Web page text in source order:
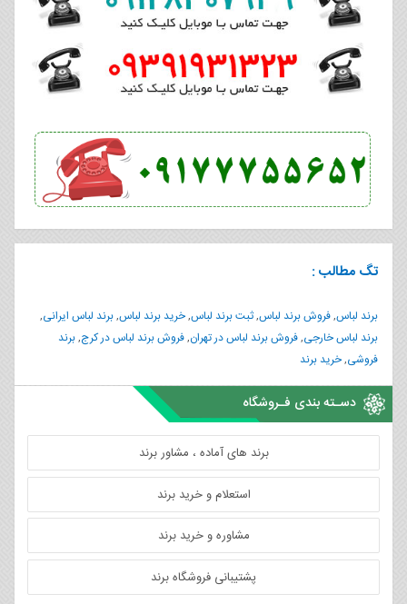
تگ مطالب :
برند لباس,فروش برند لباس,ثبت برند لباس,خرید برند لباس,برند لباس ایرانی,
برند لباس خارجی,فروش برند لباس در تهران,فروش برند لباس در کرج,برند
فروشی,خرید برند
دسـته بندی فـروشگاه
برند های آماده ، مشاور برند
استعلام و خرید برند
مشاوره و خرید برند
پشتیبانی فروشگاه برند